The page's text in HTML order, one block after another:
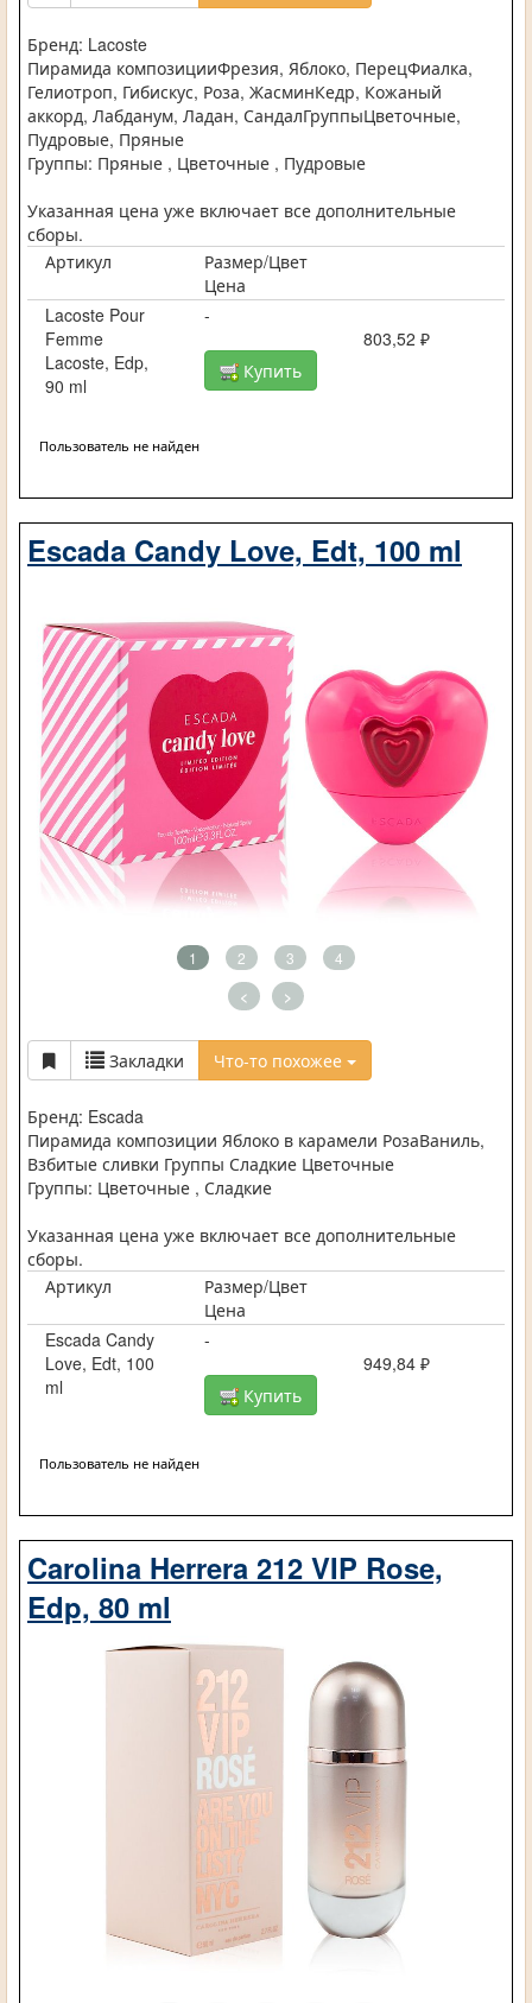
Бренд: Lacoste
Пирамида композицииФрезия, Яблоко, ПерецФиалка,
Гелиотроп, Гибискус, Роза, ЖасминКедр, Кожаный
аккорд, Лабданум, Ладан, СандалГруппыЦветочные,
Пудровые, Пряные
Группы: Пряные , Цветочные , Пудровые
Указанная цена уже включает все дополнительные
сборы.
Артикул
Размер/Цвет
Цена
Lacoste Pour
Femme
Lacoste, Edp,
90 ml
-
803,52 ₽
Купить
Пользователь не найден
Escada Candy Love, Edt, 100 ml
1 2 3 4
< >
Закладки Что-то похожее
Бренд: Escada
Пирамида композиции Яблоко в карамели РозаВаниль,
Взбитые сливки Группы Сладкие Цветочные
Группы: Цветочные , Сладкие
Указанная цена уже включает все дополнительные
сборы.
Артикул
Размер/Цвет
Цена
Escada Candy
Love, Edt, 100
ml
-
949,84 ₽
Купить
Пользователь не найден
Carolina Herrera 212 VIP Rose,
Edp, 80 ml